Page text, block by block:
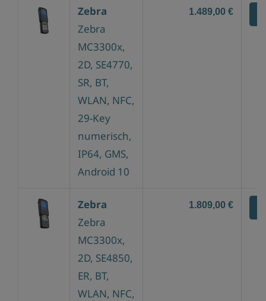
Zebra
Zebra
MC3300x,
2D, SE4770,
SR, BT,
WLAN, NFC,
29-Key
numerisch,
IP64, GMS,
Android 10
1.489,00 €
Zebra
Zebra
MC3300x,
2D, SE4850,
ER, BT,
WLAN, NFC,
1.809,00 €